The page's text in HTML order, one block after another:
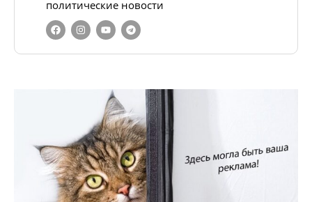
политические новости